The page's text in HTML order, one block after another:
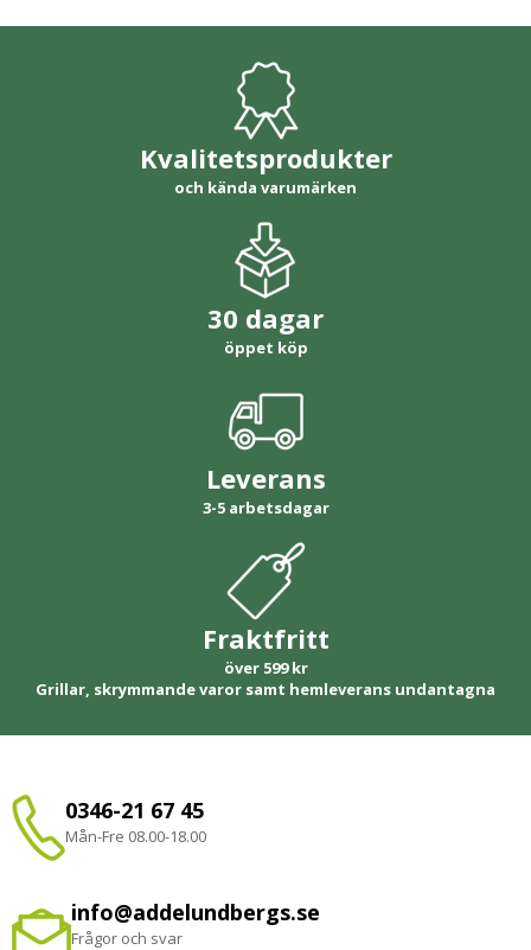
Kvalitetsprodukter
och kända varumärken
30 dagar
öppet köp
Leverans
3-5 arbetsdagar
Fraktfritt
över 599 kr
Grillar, skrymmande varor samt hemleverans undantagna
0346-21 67 45
Mån-Fre 08.00-18.00
info@addelundbergs.se
Frågor och svar